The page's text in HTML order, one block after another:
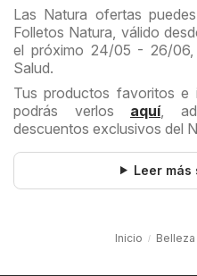
Las Natura ofertas
Folletos Natura, válido
el próximo 24/05 - 26/
Salud.
Tus productos favoritos e
podrás verlos aquí,
descuentos exclusivos del
Leer más
Inicio Belleza